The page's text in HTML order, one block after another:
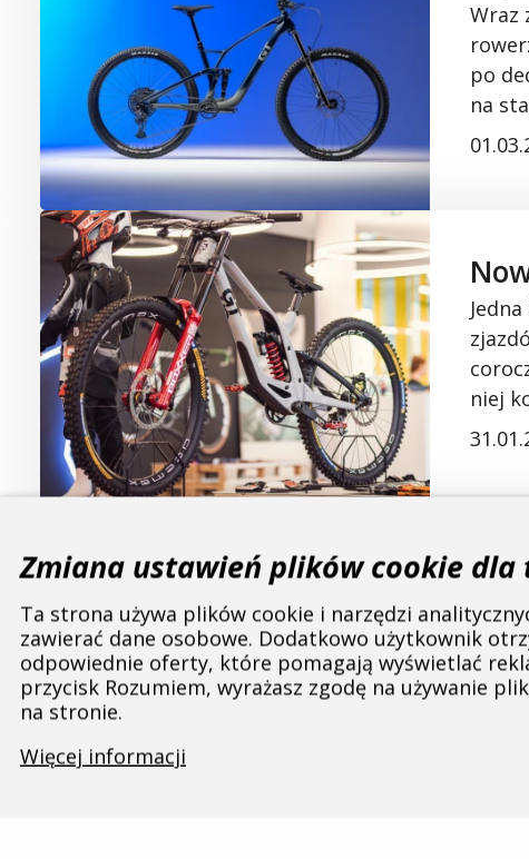
Wraz
po
na
Jedna
niej
Zmiana ustawień plików cookie
Ta strona używa plików cookie i narzędzi
zawierać dane osobowe. Dodatkowo użytkownik
odpowiednie oferty, które pomagają wyświetlać
przycisk Rozumiem, wyrażasz zgodę na używanie
na stronie.
Więcej informacji